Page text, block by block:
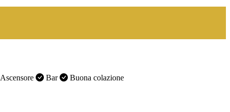
Ascensore Bar Buona colazione